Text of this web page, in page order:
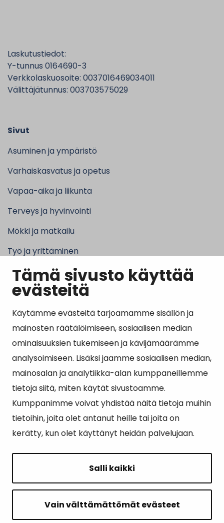
Tämä sivusto käyttää
evästeitä
Käytämme evästeitä tarjoamamme sisällön ja
mainosten räätälöimiseen, sosiaalisen median
ominaisuuksien tukemiseen ja kävijämäärämme
analysoimiseen. Lisäksi jaamme sosiaalisen median,
mainosalan ja analytiikka-alan kumppaneillemme
tietoja siitä, miten käytät sivustoamme.
Kumppanimme voivat yhdistää näitä tietoja muihin
tietoihin, joita olet antanut heille tai joita on
kerätty, kun olet käyttänyt heidän palvelujaan.
Salli kaikki
Vain välttämättömät evästeet
Laskutustiedot:
Y-tunnus 0164690-3
Verkkolaskuosoite: 0037016469034011
Välittäjätunnus: 003703575029
Sivut
Asuminen ja ympäristö
Varhaiskasvatus ja opetus
Vapaa-aika ja liikunta
Terveys ja hyvinvointi
Mökki ja matkailu
Työ ja yrittäminen
Kunta ja hallinto
Suosituimmat sivut
Esityslistat, pöytäkirjat, viranhaltijapäätökset ja
kuulutukset
Tietoa ja ohjeistusta koronavirukseen liittyen
Asiointipiste
Sähköinen asiointi
Yhteydenotto
Tilavaraus
Ruokalistat